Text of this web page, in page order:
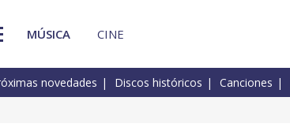
MÚSICA CINE
novedades Discos históricos Canciones